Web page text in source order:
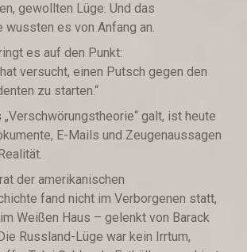
gewollten Lüge. Und das
wussten es von Anfang an.
es auf den Punkt:
versucht, einen Putsch gegen den
zu starten.“
galt, ist heute
E-Mails und Zeugenaussagen
der amerikanischen
fand nicht im Verborgenen statt,
Weißen Haus – gelenkt von Barack
Russland-Lüge war kein Irrtum,